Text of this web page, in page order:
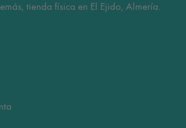
tienda física en El Ejido, Almería.